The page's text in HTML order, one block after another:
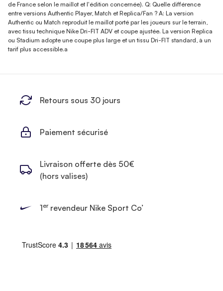
de France selon le maillot et l'édition concernée). Q: Quelle différence
entre versions Authentic Player, Match et Replica/Fan ? A: La version
Authentic ou Match reproduit le maillot porté par les joueurs sur le terrain,
avec tissu technique Nike Dri-FIT ADV et coupe ajustée. La version Replica
ou Stadium adopte une coupe plus large et un tissu Dri-FIT standard, à un
tarif plus accessible.a
Retours sous 30 jours
Paiement sécurisé
Livraison offerte dès 50€
(hors valises)
1errevendeur Nike Sport Co’